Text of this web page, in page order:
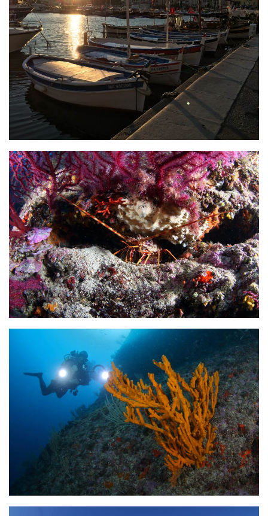
Plouf
ECOLE DE PLONGEE
Formations
Jeune plongeur
Plongeur N3
Maintien des acquis
Guide de palanquée N4
Initiateur
Moniteur Fédéral
Organisation
Responsables
Fosse
Sorties techniques
APNEE
Sorties 2026
Sorties 2025
Sorties 2024
Sorties 2023
Sorties 2022
Sorties 2021
Sorties 2020
Sorties 2019